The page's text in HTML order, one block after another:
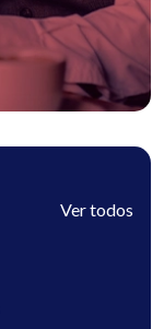
Ver todos